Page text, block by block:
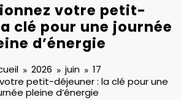
votre petit-
clé pour une journée
d’énergie
2026 juin
17
petit-déjeuner : la clé pour une
pleine d’énergie